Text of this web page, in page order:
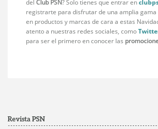
delClub PSN? Solo tienes que entrar en
registrarte para disfrutar de una amplia
en productos y marcas de cara a estas
atento a nuestras redes sociales, como
para ser el primero en conocer las
Revista PSN